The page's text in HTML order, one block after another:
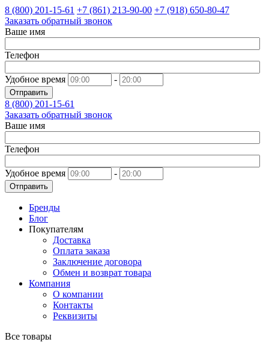
8 (800) 201-15-61 +7 (861) 213-90-00 +7 (918) 650-80-47
Заказать обратный звонок
Ваше имя
Телефон
Удобное время -
Отправить
8 (800) 201-15-61
Заказать обратный звонок
Ваше имя
Телефон
Удобное время -
Отправить
Бренды
Блог
Покупателям
Доставка
Оплата заказа
Заключение договора
Обмен и возврат товара
Компания
О компании
Контакты
Реквизиты
Все товары